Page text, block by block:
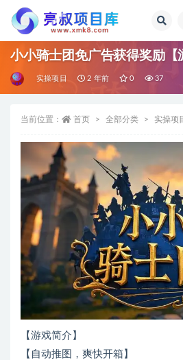
小小骑士团免广告获得奖励【
实操项目 2 年前 0 37
当前位置： 首页 全部分类 实操项
【游戏简介】
【自动推图，爽快开箱】